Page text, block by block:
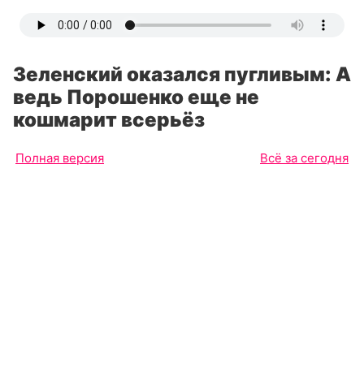
Зеленский оказался пугливым: А
ведь Порошенко еще не
кошмарит всерьёз
Полная версия Всё за сегодня